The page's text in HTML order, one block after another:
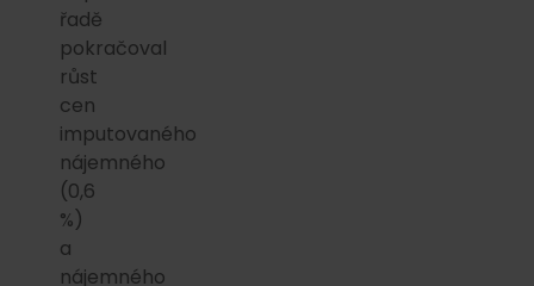
řadě
pokračoval
růst
cen
imputovaného
nájemného
(0,6
%)
a
nájemného